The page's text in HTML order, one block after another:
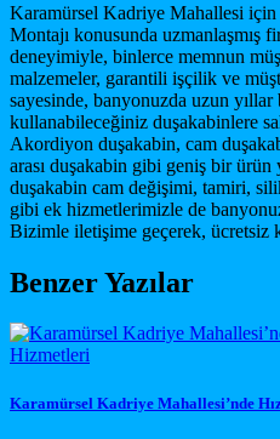
Karamürsel Kadriye Mahallesi
Montajı konusunda uzmanlaşmış
deneyimiyle, binlerce memnun
malzemeler, garantili işçilik ve
sayesinde, banyonuzda uzun
kullanabileceğiniz duşakabinlere
Akordiyon duşakabin, cam
arası duşakabin gibi geniş bir ürün
duşakabin cam değişimi, tamiri,
gibi ek hizmetlerimizle de
Bizimle iletişime geçerek,
Benzer Yazılar
Karamürsel Kadriye Mahallesi’nde